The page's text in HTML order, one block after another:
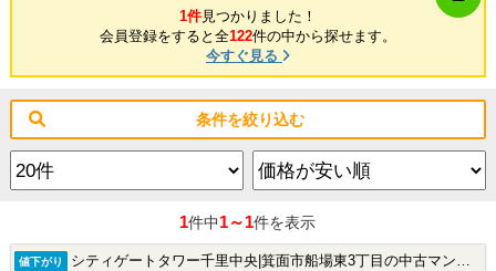
1件見つかりました！
会員登録をすると全122件の中から探せます。
今すぐ見る
条件を絞り込む
1件中1～1件を表示
値下がり シティゲートタワー千里中央|箕面市船場東3丁目の中古マンション